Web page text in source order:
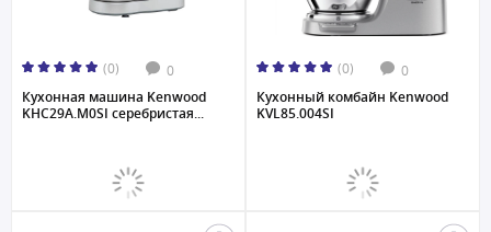
(0) 0
Кухонная машина Kenwood
KHC29A.M0SI серебристая...
(0) 0
Кухонный комбайн Kenwood
KVL85.004SI